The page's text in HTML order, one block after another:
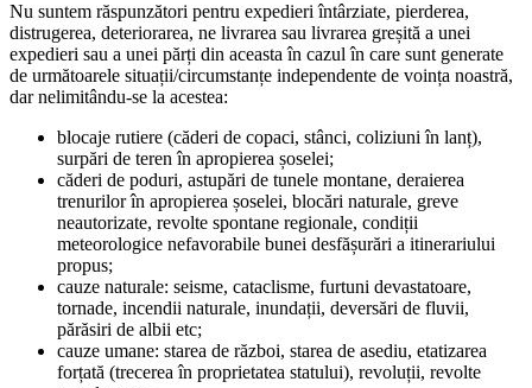
Nu suntem răspunzători pentru expedieri întârziate, pierderea,
distrugerea, deteriorarea, ne livrarea sau livrarea greșită a unei
expedieri sau a unei părți din aceasta în cazul în care sunt generate
de următoarele situații/circumstanțe independente de voința noastră,
dar nelimitându-se la acestea:
blocaje rutiere (căderi de copaci, stânci, coliziuni în lanț),
surpări de teren în apropierea șoselei;
căderi de poduri, astupări de tunele montane, deraierea
trenurilor în apropierea șoselei, blocări naturale, greve
neautorizate, revolte spontane regionale, condiții
meteorologice nefavorabile bunei desfășurări a itinerariului
propus;
cauze naturale: seisme, cataclisme, furtuni devastatoare,
tornade, incendii naturale, inundații, deversări de fluvii,
părăsiri de albii etc;
cauze umane: starea de război, starea de asediu, etatizarea
forțată (trecerea în proprietatea statului), revoluții, revolte